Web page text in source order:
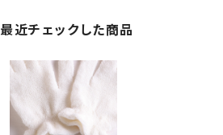
最近チェックした商品